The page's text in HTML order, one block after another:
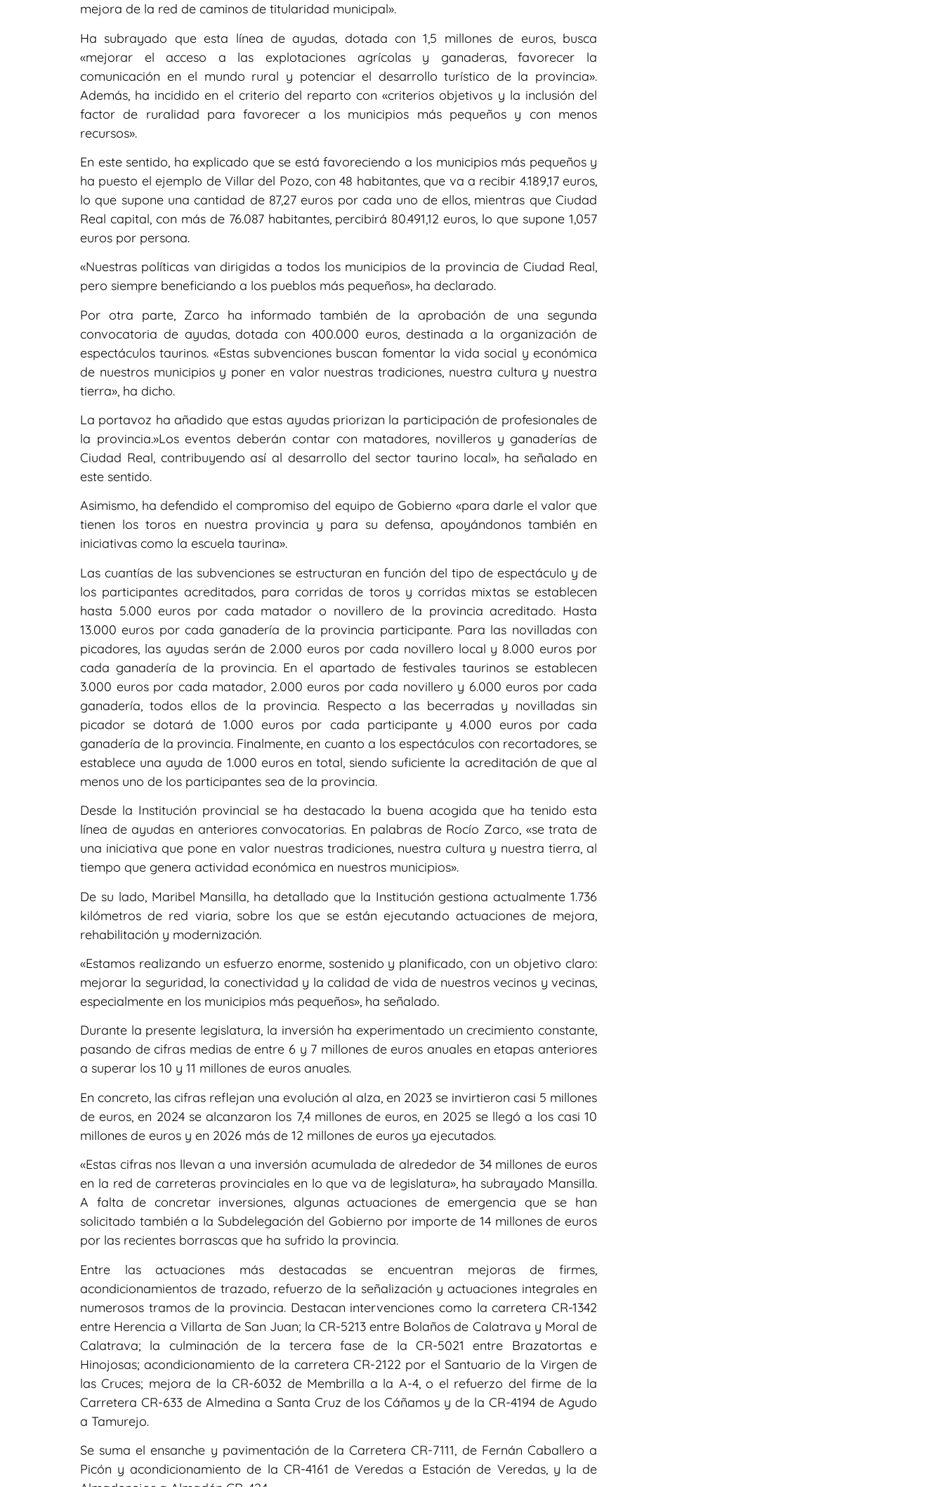
mejora de la red de caminos de titularidad municipal».
Ha subrayado que esta línea de ayudas, dotada con 1,5 millones de euros, busca
«mejorar el acceso a las explotaciones agrícolas y ganaderas, favorecer la
comunicación en el mundo rural y potenciar el desarrollo turístico de la provincia».
Además, ha incidido en el criterio del reparto con «criterios objetivos y la inclusión del
factor de ruralidad para favorecer a los municipios más pequeños y con menos
recursos».
En este sentido, ha explicado que se está favoreciendo a los municipios más pequeños y
ha puesto el ejemplo de Villar del Pozo, con 48 habitantes, que va a recibir 4.189,17 euros,
lo que supone una cantidad de 87,27 euros por cada uno de ellos, mientras que Ciudad
Real capital, con más de 76.087 habitantes, percibirá 80.491,12 euros, lo que supone 1,057
euros por persona.
«Nuestras políticas van dirigidas a todos los municipios de la provincia de Ciudad Real,
pero siempre beneficiando a los pueblos más pequeños», ha declarado.
Por otra parte, Zarco ha informado también de la aprobación de una segunda
convocatoria de ayudas, dotada con 400.000 euros, destinada a la organización de
espectáculos taurinos. «Estas subvenciones buscan fomentar la vida social y económica
de nuestros municipios y poner en valor nuestras tradiciones, nuestra cultura y nuestra
tierra», ha dicho.
La portavoz ha añadido que estas ayudas priorizan la participación de profesionales de
la provincia.»Los eventos deberán contar con matadores, novilleros y ganaderías de
Ciudad Real, contribuyendo así al desarrollo del sector taurino local», ha señalado en
este sentido.
Asimismo, ha defendido el compromiso del equipo de Gobierno «para darle el valor que
tienen los toros en nuestra provincia y para su defensa, apoyándonos también en
iniciativas como la escuela taurina».
Las cuantías de las subvenciones se estructuran en función del tipo de espectáculo y de
los participantes acreditados, para corridas de toros y corridas mixtas se establecen
hasta 5.000 euros por cada matador o novillero de la provincia acreditado. Hasta
13.000 euros por cada ganadería de la provincia participante. Para las novilladas con
picadores, las ayudas serán de 2.000 euros por cada novillero local y 8.000 euros por
cada ganadería de la provincia. En el apartado de festivales taurinos se establecen
3.000 euros por cada matador, 2.000 euros por cada novillero y 6.000 euros por cada
ganadería, todos ellos de la provincia. Respecto a las becerradas y novilladas sin
picador se dotará de 1.000 euros por cada participante y 4.000 euros por cada
ganadería de la provincia. Finalmente, en cuanto a los espectáculos con recortadores, se
establece una ayuda de 1.000 euros en total, siendo suficiente la acreditación de que al
menos uno de los participantes sea de la provincia.
Desde la Institución provincial se ha destacado la buena acogida que ha tenido esta
línea de ayudas en anteriores convocatorias. En palabras de Rocío Zarco, «se trata de
una iniciativa que pone en valor nuestras tradiciones, nuestra cultura y nuestra tierra, al
tiempo que genera actividad económica en nuestros municipios».
De su lado, Maribel Mansilla, ha detallado que la Institución gestiona actualmente 1.736
kilómetros de red viaria, sobre los que se están ejecutando actuaciones de mejora,
rehabilitación y modernización.
«Estamos realizando un esfuerzo enorme, sostenido y planificado, con un objetivo claro:
mejorar la seguridad, la conectividad y la calidad de vida de nuestros vecinos y vecinas,
especialmente en los municipios más pequeños», ha señalado.
Durante la presente legislatura, la inversión ha experimentado un crecimiento constante,
pasando de cifras medias de entre 6 y 7 millones de euros anuales en etapas anteriores
a superar los 10 y 11 millones de euros anuales.
En concreto, las cifras reflejan una evolución al alza, en 2023 se invirtieron casi 5 millones
de euros, en 2024 se alcanzaron los 7,4 millones de euros, en 2025 se llegó a los casi 10
millones de euros y en 2026 más de 12 millones de euros ya ejecutados.
«Estas cifras nos llevan a una inversión acumulada de alrededor de 34 millones de euros
en la red de carreteras provinciales en lo que va de legislatura», ha subrayado Mansilla.
A falta de concretar inversiones, algunas actuaciones de emergencia que se han
solicitado también a la Subdelegación del Gobierno por importe de 14 millones de euros
por las recientes borrascas que ha sufrido la provincia.
Entre las actuaciones más destacadas se encuentran mejoras de firmes,
acondicionamientos de trazado, refuerzo de la señalización y actuaciones integrales en
numerosos tramos de la provincia. Destacan intervenciones como la carretera CR-1342
entre Herencia a Villarta de San Juan; la CR-5213 entre Bolaños de Calatrava y Moral de
Calatrava; la culminación de la tercera fase de la CR-5021 entre Brazatortas e
Hinojosas; acondicionamiento de la carretera CR-2122 por el Santuario de la Virgen de
las Cruces; mejora de la CR-6032 de Membrilla a la A-4, o el refuerzo del firme de la
Carretera CR-633 de Almedina a Santa Cruz de los Cáñamos y de la CR-4194 de Agudo
a Tamurejo.
Se suma el ensanche y pavimentación de la Carretera CR-7111, de Fernán Caballero a
Picón y acondicionamiento de la CR-4161 de Veredas a Estación de Veredas, y la de